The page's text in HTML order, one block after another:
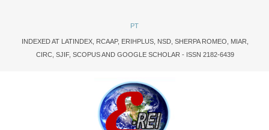
PT
INDEXED AT LATINDEX, RCAAP, ERIHPLUS NSD SHERPA ROMEO, MIAR,
CIRC SJIF, SCOPUSAND GOOGLE SCHOLAR - ISSN 2182-6439